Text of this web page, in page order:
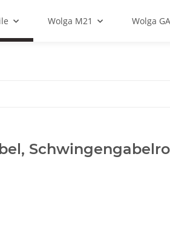
Wolga M21 Wolga